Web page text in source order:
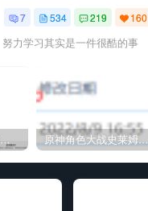
7 534 219 160
努力学习其实是一件很酷的事
CDN教程与各种疑难杂症解决方法 原神角色大战史莱姆与丘丘人高质量视频